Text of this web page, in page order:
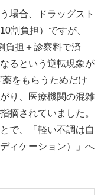
場合、ドラッグスト
割負担）ですが、
負担＋診察料で済
るという逆転現象が
をもらうためだけ
り、医療機関の混雑
摘されていました。
で、「軽い不調は自
ィケーション）」へ